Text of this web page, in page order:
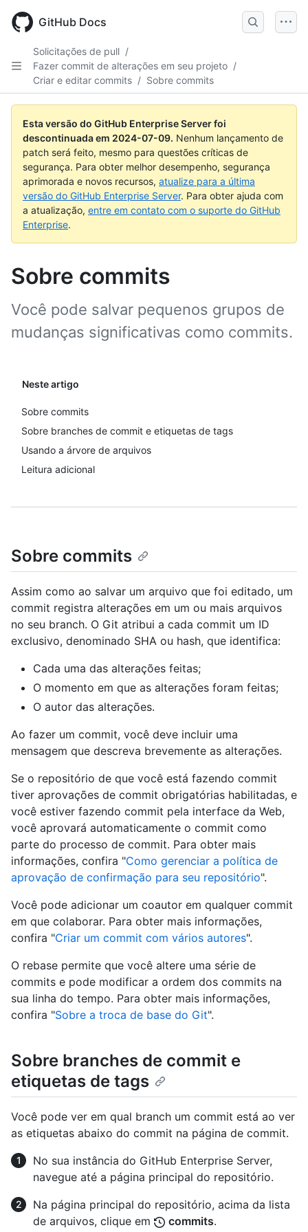
main
GitHub Docs
Solicitações de pull /
Fazer commit de alterações em seu projeto /
Criar e editar commits / Sobre commits
Esta versão do GitHub Enterprise Server foi
descontinuada em 2024-07-09. Nenhum lançamento de
patch será feito, mesmo para questões críticas de
segurança. Para obter melhor desempenho, segurança
aprimorada e novos recursos, atualize para a última
versão do GitHub Enterprise Server. Para obter ajuda com
a atualização, entre em contato com o suporte do GitHub
Enterprise.
Sobre commits
Você pode salvar pequenos grupos de
mudanças significativas como commits.
Neste artigo
Sobre commits
Sobre branches de commit e etiquetas de tags
Usando a árvore de arquivos
Leitura adicional
Sobre commits
Assim como ao salvar um arquivo que foi editado, um
commit registra alterações em um ou mais arquivos
no seu branch. O Git atribui a cada commit um ID
exclusivo, denominado SHA ou hash, que identifica:
Cada uma das alterações feitas;
O momento em que as alterações foram feitas;
O autor das alterações.
Ao fazer um commit, você deve incluir uma
mensagem que descreva brevemente as alterações.
Se o repositório de que você está fazendo commit
tiver aprovações de commit obrigatórias habilitadas, e
você estiver fazendo commit pela interface da Web,
você aprovará automaticamente o commit como
parte do processo de commit. Para obter mais
informações, confira "Como gerenciar a política de
aprovação de confirmação para seu repositório".
Você pode adicionar um coautor em qualquer commit
em que colaborar. Para obter mais informações,
confira "Criar um commit com vários autores".
O rebase permite que você altere uma série de
commits e pode modificar a ordem dos commits na
sua linha do tempo. Para obter mais informações,
confira "Sobre a troca de base do Git".
Sobre branches de commit e
etiquetas de tags
Você pode ver em qual branch um commit está ao ver
as etiquetas abaixo do commit na página de commit.
No sua instância do GitHub Enterprise Server,
navegue até a página principal do repositório.
Na página principal do repositório, acima da lista
de arquivos, clique em
commits.